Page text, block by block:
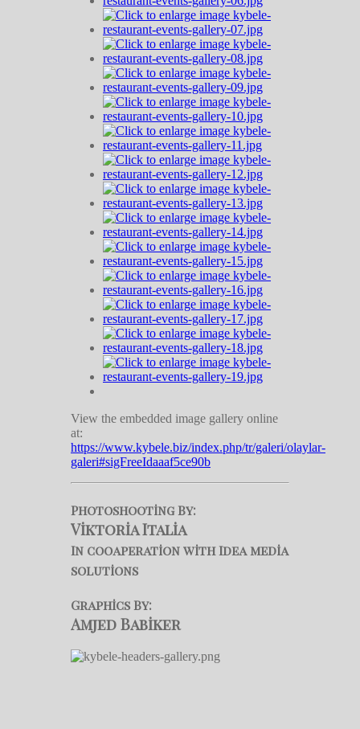
View the embedded image gallery online
at:
https://www.kybele.biz/index.php/tr/galeri/olaylar-
galeri#sigFreeIdaaaf5ce90b
Photoshooting By:
Viktoria Italia
In cooaperation with Idea media
solutions
Graphics By:
Amjed Babiker